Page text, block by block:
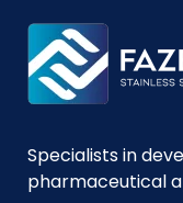
Specialists in
pharmaceutical